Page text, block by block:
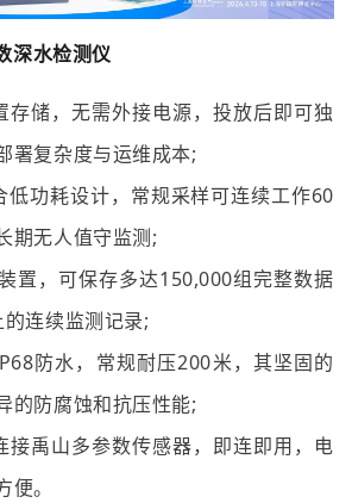
深水检测仪
存储，无需外接电源，投放后即可独
署复杂度与运维成本;
低功耗设计，常规采样可连续工作60
期无人值守监测;
置，可保存多达150,000组完整数据
连续监测记录;
防水，常规耐压200米，其坚固的
的防腐蚀和抗压性能;
接禹山多参数传感器，即连即用，电
。